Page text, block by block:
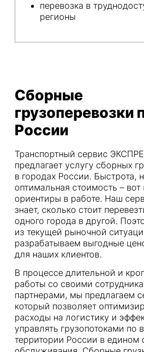
перевозка в
регионы
Сборные
грузоперевозки
России
Транспортный сервис
предлагает услугу сборных
в городах России. Быстрота,
оптимальная стоимость –
ориентиры в работе. Наш
знает, сколько стоит
одного города в другой.
из текущей рыночной
разрабатываем выгодные
для наших клиентов.
В процессе длительной и
работы со своими
партнерами, мы предлагаем
который позволяет
расходы на логистику и
управлять грузопотоками по
территории России в едином